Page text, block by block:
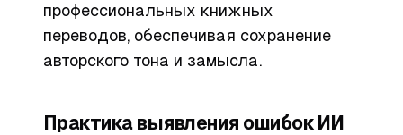
профессиональных книжных
переводов, обеспечивая сохранение
авторского тона и замысла.
Практика выявления ошибок ИИ